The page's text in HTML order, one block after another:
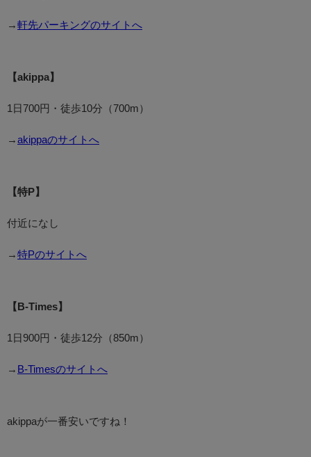
→ 軒先パーキングのサイトへ
【akippa】
1日700円・徒歩10分（700m）
→ akippaのサイトへ
【特P】
付近になし
→ 特Pのサイトへ
【B-Times】
1日900円・徒歩12分（850m）
→ B-Timesのサイトへ
akippaが一番安いですね！